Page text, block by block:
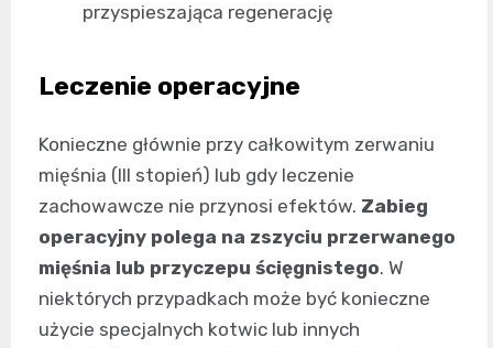
przyspieszająca regenerację
Leczenie operacyjne
Konieczne głównie przy całkowitym zerwaniu
mięśnia (III stopień) lub gdy leczenie
zachowawcze nie przynosi efektów. Zabieg
operacyjny polega na zszyciu przerwanego
mięśnia lub przyczepu ścięgnistego. W
niektórych przypadkach może być konieczne
użycie specjalnych kotwic lub innych